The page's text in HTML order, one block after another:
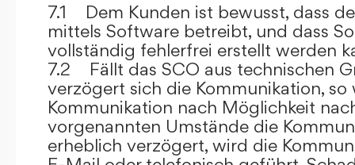
7.1 Dem Kunden ist bewusst, dass
mittels Software betreibt, und dass
vollständig fehlerfrei erstellt werden
7.2 Fällt das SCO aus technischen
verzögert sich die Kommunikation, so
Kommunikation nach Möglichkeit
vorgenannten Umstände die
erheblich verzögert, wird die